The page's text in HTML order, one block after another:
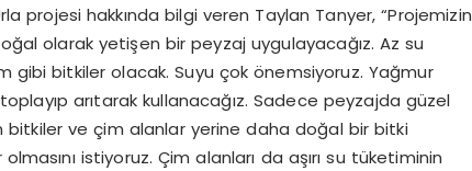
projesi hakkında bilgi veren Taylan Tanyer, “Projemizin
olarak yetişen bir peyzaj uygulayacağız. Az su
gibi bitkiler olacak. Suyu çok önemsiyoruz. Yağmur
arıtarak kullanacağız. Sadece peyzajda güzel
ve çim alanlar yerine daha doğal bir bitki
istiyoruz. Çim alanları da aşırı su tüketiminin